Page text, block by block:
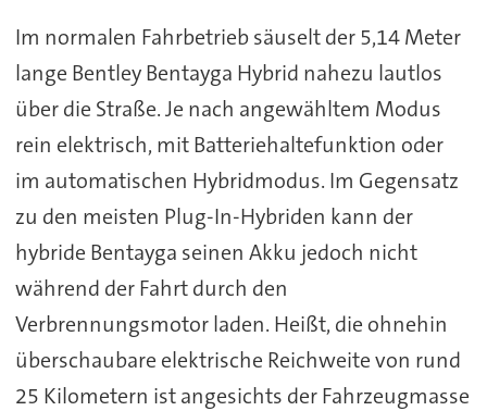
Im normalen Fahrbetrieb säuselt der 5,14 Meter
lange Bentley Bentayga Hybrid nahezu lautlos
über die Straße. Je nach angewähltem Modus
rein elektrisch, mit Batteriehaltefunktion oder
im automatischen Hybridmodus. Im Gegensatz
zu den meisten Plug-In-Hybriden kann der
hybride Bentayga seinen Akku jedoch nicht
während der Fahrt durch den
Verbrennungsmotor laden. Heißt, die ohnehin
überschaubare elektrische Reichweite von rund
25 Kilometern ist angesichts der Fahrzeugmasse